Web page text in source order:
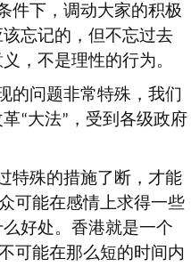
件下，调动大家的积极
忘记的，但不忘过去
，不是理性的行为。
的问题非常特殊，我们
革“大法” ，受到各级政府
特殊的措施了断，才能
可能在感情上求得一些
好处。香港就是一个
可能在那么短的时间内